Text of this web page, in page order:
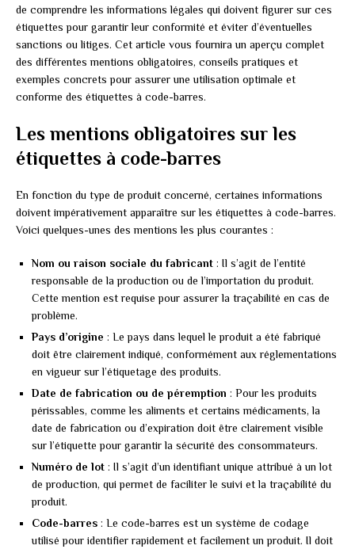
de comprendre les informations légales qui doivent figurer sur ces
étiquettes pour garantir leur conformité et éviter d’éventuelles
sanctions ou litiges. Cet article vous fournira un aperçu complet
des différentes mentions obligatoires, conseils pratiques et
exemples concrets pour assurer une utilisation optimale et
conforme des étiquettes à code-barres.
Les mentions obligatoires sur les
étiquettes à code-barres
En fonction du type de produit concerné, certaines informations
doivent impérativement apparaître sur les étiquettes à code-barres.
Voici quelques-unes des mentions les plus courantes :
Nom ou raison sociale du fabricant : Il s’agit de l’entité
responsable de la production ou de l’importation du produit.
Cette mention est requise pour assurer la traçabilité en cas de
problème.
Pays d’origine : Le pays dans lequel le produit a été fabriqué
doit être clairement indiqué, conformément aux réglementations
en vigueur sur l’étiquetage des produits.
Date de fabrication ou de péremption : Pour les produits
périssables, comme les aliments et certains médicaments, la
date de fabrication ou d’expiration doit être clairement visible
sur l’étiquette pour garantir la sécurité des consommateurs.
Numéro de lot : Il s’agit d’un identifiant unique attribué à un lot
de production, qui permet de faciliter le suivi et la traçabilité du
produit.
Code-barres : Le code-barres est un système de codage
utilisé pour identifier rapidement et facilement un produit. Il doit